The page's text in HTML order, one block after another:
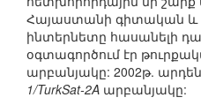
Հայաստանի գիտական և
ինտերնետը հասանելի
օգտագործում էր
արբանյակը: 2002թ.
1/TurkSat-2A արբանյակը: